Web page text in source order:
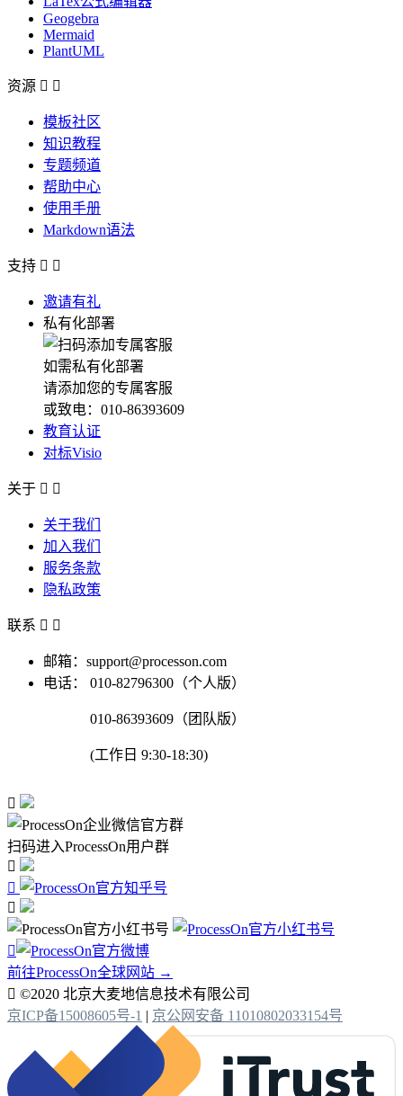
Geogebra
Mermaid
PlantUML
资源  
模板社区
知识教程
专题频道
帮助中心
使用手册
Markdown语法
支持  
邀请有礼
私有化部署
如需私有化部署
请添加您的专属客服
或致电：010-86393609
教育认证
对标Visio
关于  
关于我们
加入我们
服务条款
隐私政策
联系  
邮箱：support@processon.com
电话：
010-82796300（个人版）
010-86393609（团队版）
(工作日 9:30-18:30)

扫码进入ProcessOn用户群




前往ProcessOn全球网站 →
 ©2020 北京大麦地信息技术有限公司
京ICP备15008605号-1 | 京公网安备 11010802033154号